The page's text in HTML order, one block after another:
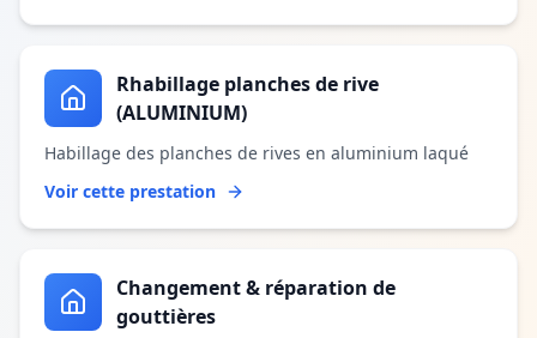
Rhabillage planches de rive
(ALUMINIUM)
Habillage des planches de rives en aluminium laqué
Voir cette prestation
Changement & réparation de
gouttières